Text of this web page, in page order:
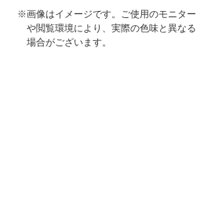
※画像はイメージです。ご使用のモニター
や閲覧環境により、実際の色味と異なる
場合がございます。